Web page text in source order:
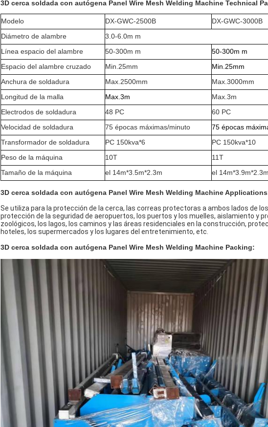
3D cerca soldada con autógena Panel Wire Mesh Welding Machine Technical
Modelo DX-GWC-2500B
DX-GWC-3000B
Diámetro de alambre
3.0-6.0m m
Línea espacio del alambre
50-300m m
50-300m m
Espacio del alambre cruzado
Min.25mm
Min.25mm
Anchura de soldadura
Max.2500mm
Max.3000mm
Longitud de la malla
Max.3m
Max.3m
Electrodos de soldadura
48 PC
60 PC
Velocidad de soldadura
75 épocas máximas/minuto
75 épocas
Transformador de soldadura
PC 150kva*6
PC 150kva*10
Peso de la máquina
10T
11T
Tamaño de la máquina
el 14m*3.5m*2.3m el 14m*3.9m*2.3m
3D cerca soldada con autógena Panel Wire Mesh Welding Machine
Se utiliza para la protección de la cerca, las correas protectoras a ambos lados de
protección de la seguridad de aeropuertos, los puertos y los muelles, aislamiento y
zoológicos, los lagos, los caminos y las áreas residenciales en la construcción,
hoteles, los supermercados y los lugares del entretenimiento, etc.
3D cerca soldada con autógena Panel Wire Mesh Welding Machine Packing: